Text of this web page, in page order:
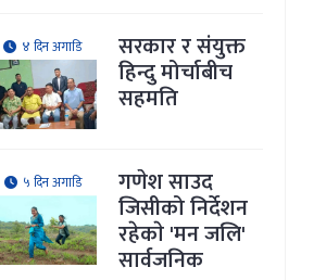
४ दिन अगाडि सरकार र संयुक्त
हिन्दु मोर्चाबीच
सहमति
५ दिन अगाडि गणेश साउद
जिसीको निर्देशन
रहेकाे 'मन जलि'
सार्वजनिक